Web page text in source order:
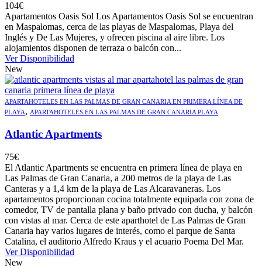
104€
Apartamentos Oasis Sol Los Apartamentos Oasis Sol se encuentran
en Maspalomas, cerca de las playas de Maspalomas, Playa del
Inglés y De Las Mujeres, y ofrecen piscina al aire libre. Los
alojamientos disponen de terraza o balcón con...
Ver Disponibilidad
New
APARTAHOTELES EN LAS PALMAS DE GRAN CANARIA EN PRIMERA LÍNEA DE
PLAYA, APARTAHOTELES EN LAS PALMAS DE GRAN CANARIA PLAYA
Atlantic Apartments
75€
El Atlantic Apartments se encuentra en primera línea de playa en
Las Palmas de Gran Canaria, a 200 metros de la playa de Las
Canteras y a 1,4 km de la playa de Las Alcaravaneras. Los
apartamentos proporcionan cocina totalmente equipada con zona de
comedor, TV de pantalla plana y baño privado con ducha, y balcón
con vistas al mar. Cerca de este aparthotel de Las Palmas de Gran
Canaria hay varios lugares de interés, como el parque de Santa
Catalina, el auditorio Alfredo Kraus y el acuario Poema Del Mar.
Ver Disponibilidad
New